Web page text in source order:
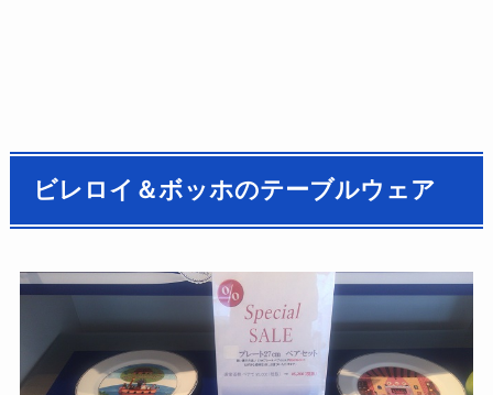
ビレロイ＆ボッホのテーブルウェア